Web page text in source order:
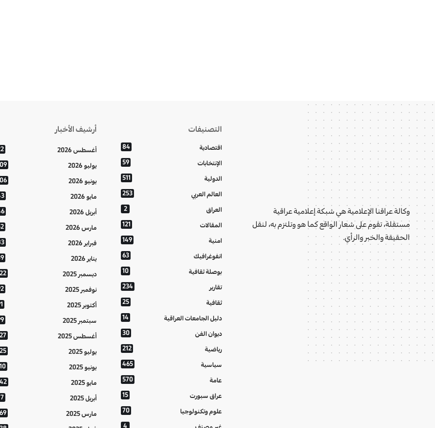
وكالة عراقنا الإعلامية هي شبكة إعلامية عراقية
مستقلة، تقوم على شعار الواقع كما هو وتلتزم به، لنقل
الحقيقة والخبر والرأي.
التصنيفات
اقتصادية 84
الإنتخابات 59
الدولية 511
العالم العربي 253
العراق 2
المقالات 121
امنية 149
انفوغرافيك 63
بوصلة ثقافية 10
تقارير 234
ثقافية 25
دليل الجامعات العراقية 14
ديوان الفن 30
رياضية 212
سياسية 465
عامة 570
عراق سبورت 15
علوم وتكنولوجيا 70
4
أرشيف الأخبار
أغسطس 2026
يوليو 2026
يونيو 2026
مايو 2026
أبريل 2026
مارس 2026
فبراير 2026
يناير 2026
ديسمبر 2025
نوفمبر 2025
أكتوبر 2025
سبتمبر 2025
أغسطس 2025
يوليو 2025
يونيو 2025
مايو 2025
أبريل 2025
مارس 2025